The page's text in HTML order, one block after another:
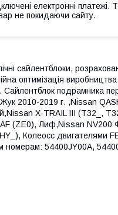
електронні платежі.
не покидаючи сайту.
сайлентблоки,
оптимізація
Сайлентблок подрамника
2010-2019 г. ,Nissan
X-TRAIL III (T32_,
(ZE0), Лиф,Nissan NV200
Колеосс двигателями
номерам: 54400JY00A,